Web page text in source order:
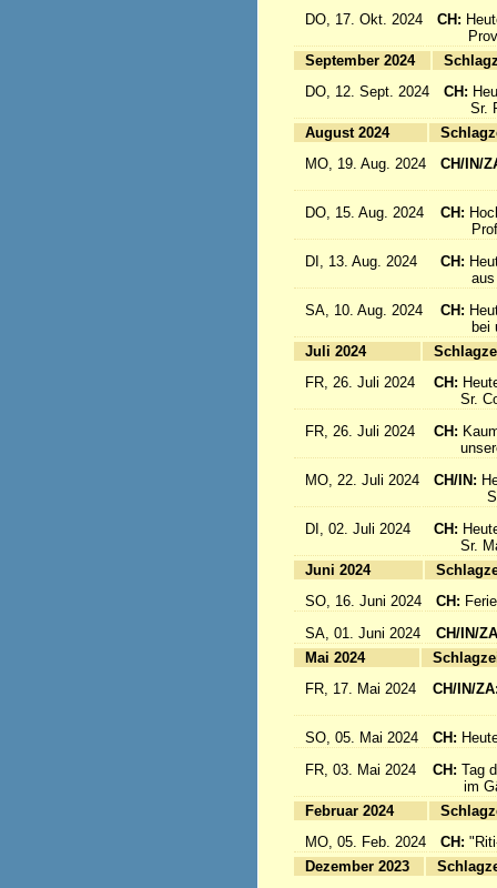
DO, 17. Okt. 2024 CH:
September 2024
DO, 12. Sept. 2024
CH:
Sr.
August 2024
MO, 19. Aug. 2024
CH/IN/
DO, 15. Aug. 2024
CH:
DI, 13. Aug. 2024
CH:
aus
SA, 10. Aug. 2024
CH:
bei
Juli 2024
FR, 26. Juli 2024
CH:
Sr.
FR, 26. Juli 2024
CH:
unsere
MO, 22. Juli 2024
CH/IN:
Sr.
DI, 02. Juli 2024
CH:
Sr.
Juni 2024
SO, 16. Juni 2024
CH:
SA, 01. Juni 2024
CH/IN/
Mai 2024
FR, 17. Mai 2024
CH/IN/
SO, 05. Mai 2024
CH:
FR, 03. Mai 2024
CH: Tag
im
Februar 2024
MO, 05. Feb. 2024
CH:
Dezember 2023